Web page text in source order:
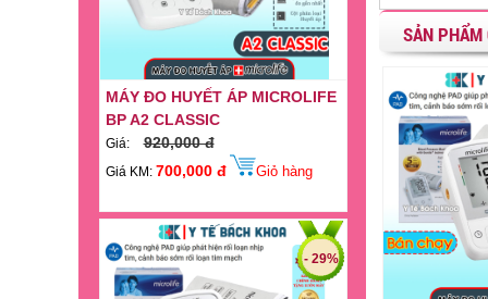
MÁY ĐO HUYẾT ÁP MICROLIFE
BP A2 CLASSIC
Giá: 920,000 đ
Giá KM:700,000 đ
- 29%
SẢN PHẨM